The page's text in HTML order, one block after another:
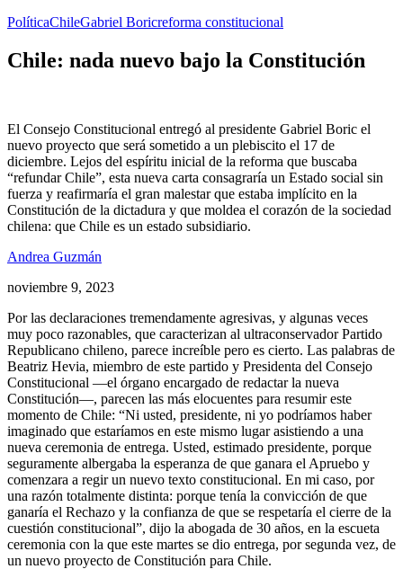
PolíticaChileGabriel Boricreforma constitucional
Chile: nada nuevo bajo la Constitución
El Consejo Constitucional entregó al presidente Gabriel Boric el
nuevo proyecto que será sometido a un plebiscito el 17 de
diciembre. Lejos del espíritu inicial de la reforma que buscaba
“refundar Chile”, esta nueva carta consagraría un Estado social sin
fuerza y reafirmaría el gran malestar que estaba implícito en la
Constitución de la dictadura y que moldea el corazón de la sociedad
chilena: que Chile es un estado subsidiario.
Andrea Guzmán
noviembre 9, 2023
Por las declaraciones tremendamente agresivas, y algunas veces
muy poco razonables, que caracterizan al ultraconservador Partido
Republicano chileno, parece increíble pero es cierto. Las palabras de
Beatriz Hevia, miembro de este partido y Presidenta del Consejo
Constitucional —el órgano encargado de redactar la nueva
Constitución—, parecen las más elocuentes para resumir este
momento de Chile: “Ni usted, presidente, ni yo podríamos haber
imaginado que estaríamos en este mismo lugar asistiendo a una
nueva ceremonia de entrega. Usted, estimado presidente, porque
seguramente albergaba la esperanza de que ganara el Apruebo y
comenzara a regir un nuevo texto constitucional. En mi caso, por
una razón totalmente distinta: porque tenía la convicción de que
ganaría el Rechazo y la confianza de que se respetaría el cierre de la
cuestión constitucional”, dijo la abogada de 30 años, en la escueta
ceremonia con la que este martes se dio entrega, por segunda vez, de
un nuevo proyecto de Constitución para Chile.